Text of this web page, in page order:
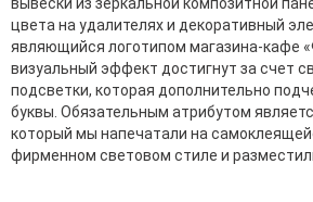
цвета на удалителях и декоративный
являющийся логотипом магазина-кафе
визуальный эффект достигнут за счет
подсветки, которая дополнительно
буквы. Обязательным атрибутом
который мы напечатали на
фирменном световом стиле и